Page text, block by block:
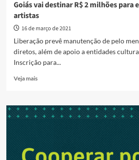
Goiás vai destinar R$ 2 milhões para
artistas
16 de março de 2021
Liberação prevê manutenção de pelo
diretos, além de apoio a entidades
Inscrição para...
Veja maisRead
Goiás
vai
milhões